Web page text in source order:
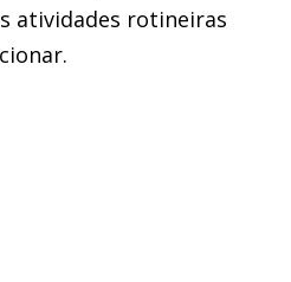
atividades rotineiras